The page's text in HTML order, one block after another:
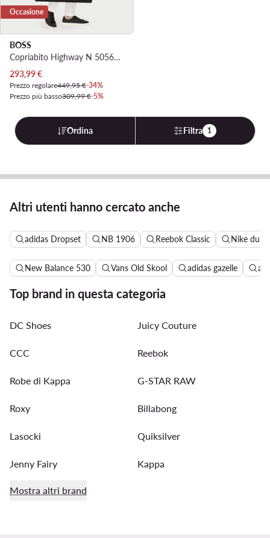
Occasione
BOSS
Copriabito Highway N 50563296 Nero
Prezzo attuale
293,99€
Prezzo regolare449,95 €-34%
Prezzo più basso309,99 €-5%
Ordina Filtra 1
Altri utenti hanno cercato anche
adidas Dropset NB 1906 Reebok Classic Nike dunk
New Balance 530 Vans Old Skool adidas gazelle
Top brand in questa categoria
DC Shoes Juicy Couture
CCC Reebok
Robe di Kappa G-STAR RAW
Roxy Billabong
Lasocki Quiksilver
Jenny Fairy Kappa
Mostra altri brand